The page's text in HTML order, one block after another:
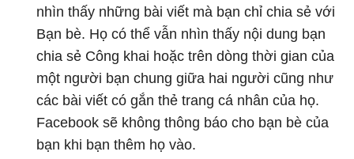
nhìn thấy những bài viết mà bạn chỉ chia sẻ với
Bạn bè. Họ có thể vẫn nhìn thấy nội dung bạn
chia sẻ Công khai hoặc trên dòng thời gian của
một người bạn chung giữa hai người cũng như
các bài viết có gắn thẻ trang cá nhân của họ.
Facebook sẽ không thông báo cho bạn bè của
bạn khi bạn thêm họ vào.